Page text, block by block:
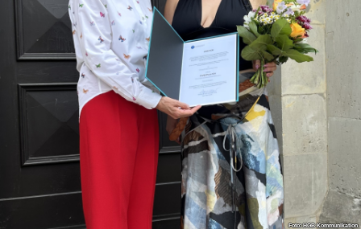
Foto: HGB Kommunikation
Foto: HGB Kommunikation